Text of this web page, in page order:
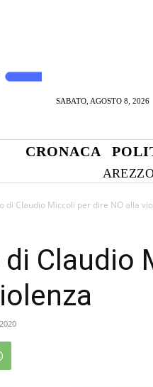
SABATO, AGOSTO 8, 2026
CRONACA
di Claudio Miccoli per dire NO alla
Claudio